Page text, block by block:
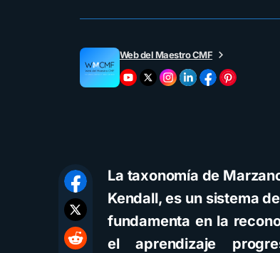
Web del Maestro CMF
La taxonomía de
Kendall, es un sistema
fundamenta en la
el aprendizaje